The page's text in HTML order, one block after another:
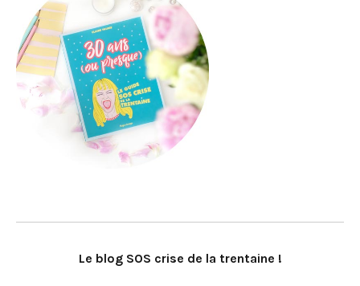
Le blog SOS crise de la trentaine !